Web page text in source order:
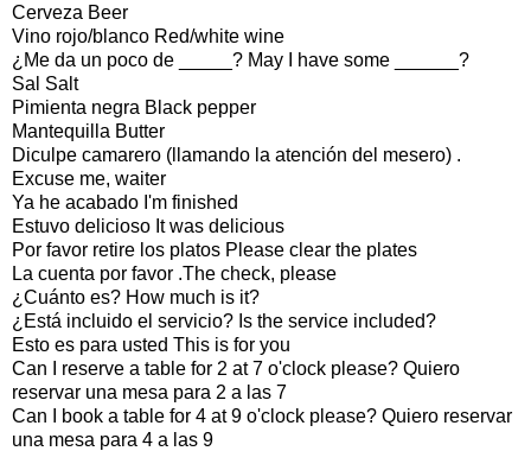
Cerveza Beer
Vino rojo/blanco Red/white wine
¿Me da un poco de _____? May I have some ______?
Sal Salt
Pimienta negra Black pepper
Mantequilla Butter
Diculpe camarero (llamando la atención del mesero) .
Excuse me, waiter
Ya he acabado I'm finished
Estuvo delicioso It was delicious
Por favor retire los platos Please clear the plates
La cuenta por favor .The check, please
¿Cuánto es? How much is it?
¿Está incluido el servicio? Is the service included?
Esto es para usted This is for you
Can I reserve a table for 2 at 7 o'clock please? Quiero
reservar una mesa para 2 a las 7
Can I book a table for 4 at 9 o'clock please? Quiero reservar
una mesa para 4 a las 9